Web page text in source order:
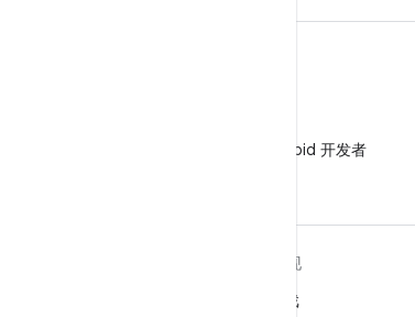
在微信中关注 Android 开发者
发现
游戏